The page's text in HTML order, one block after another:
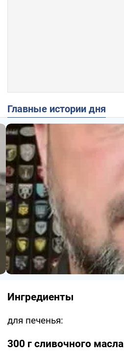
Главные истории дня
Ингредиенты
для печенья:
300 г сливочного масла